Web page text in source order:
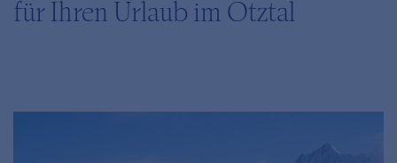
für Ihren Urlaub im Ötztal